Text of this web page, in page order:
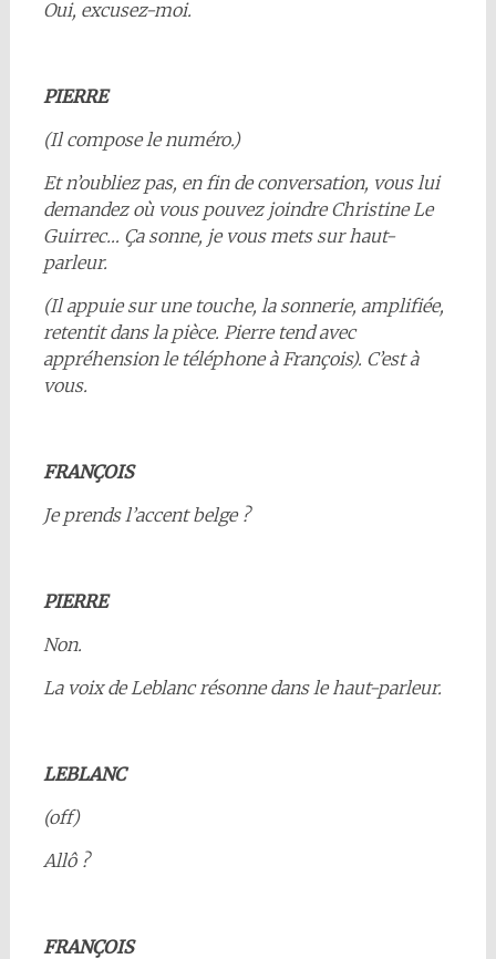
Oui, excusez-moi.
PIERRE
(Il compose le numéro.)
Et n’oubliez pas, en fin de conversation, vous lui
demandez où vous pouvez joindre Christine Le
Guirrec… Ça sonne, je vous mets sur haut-
parleur.
(Il appuie sur une touche, la sonnerie, amplifiée,
retentit dans la pièce. Pierre tend avec
appréhension le téléphone à François). C’est à
vous.
FRANÇOIS
Je prends l’accent belge ?
PIERRE
Non.
La voix de Leblanc résonne dans le haut-parleur.
LEBLANC
(off)
Allô ?
FRANÇOIS